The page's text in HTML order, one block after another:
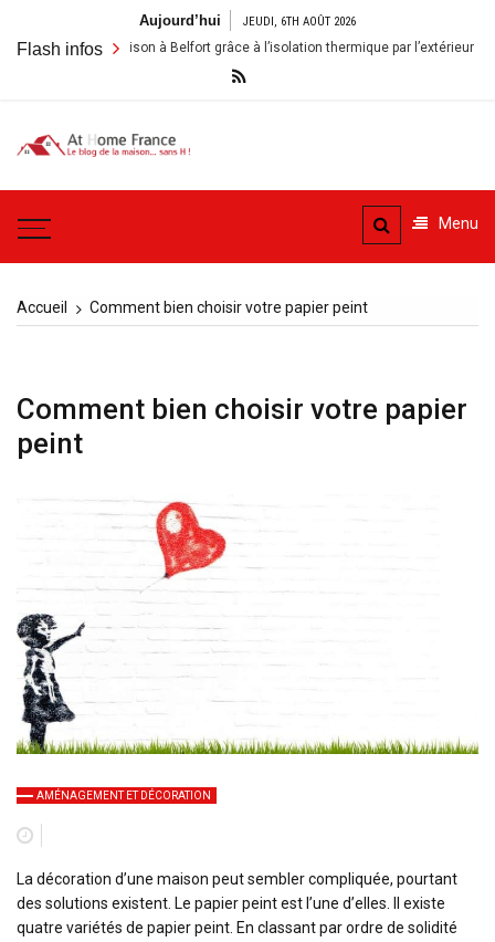
contenu
Aujourd’hui JEUDI, 6TH AOÛT 2026
Flash infos
Rénover sa maison à Belfort grâce à l’isolation thermique par l’extérieur :
A la
Maison
France
H
Menu
Accueil Comment bien choisir votre papier peint
Comment bien choisir votre papier
peint
AMÉNAGEMENT ET DÉCORATION
La décoration d’une maison peut sembler compliquée, pourtant
des solutions existent. Le papier peint est l’une d’elles. Il existe
quatre variétés de papier peint. En classant par ordre de solidité